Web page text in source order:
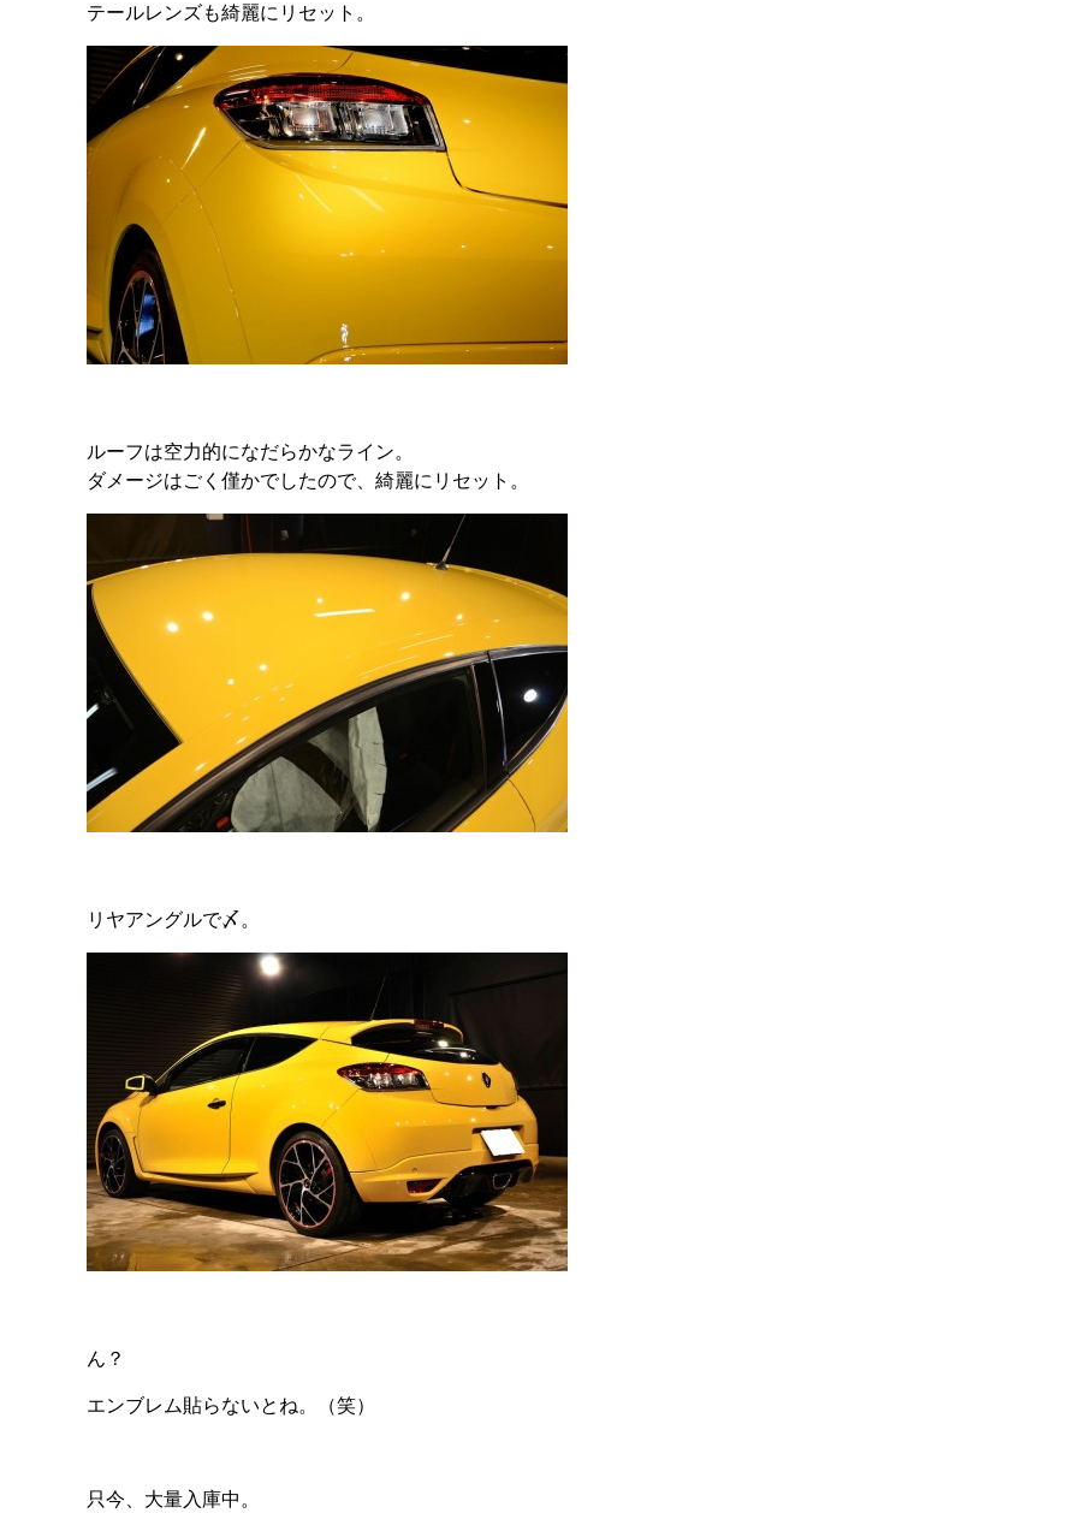
テールレンズも綺麗にリセット。
ルーフは空力的になだらかなライン。
ダメージはごく僅かでしたので、綺麗にリセット。
リヤアングルで〆。
ん？
エンブレム貼らないとね。（笑）
只今、大量入庫中。